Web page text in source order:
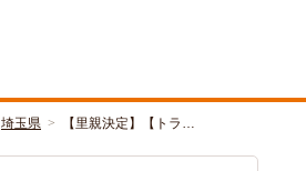
埼玉県 【里親決定】【トラ…